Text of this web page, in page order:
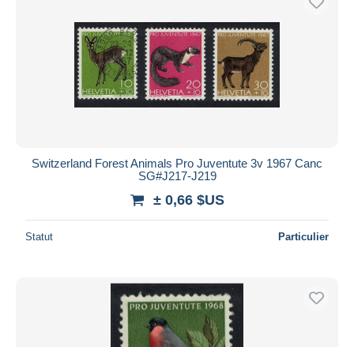
Switzerland Forest Animals Pro Juventute 3v 1967 Canc
SG#J217-J219
± 0,66 $US
Statut Particulier